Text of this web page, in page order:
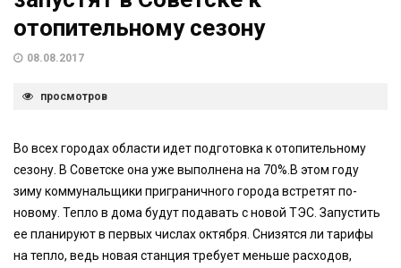
отопительному сезону
08.08.2017
просмотров
Во всех городах области идет подготовка к отопительному
сезону. В Советске она уже выполнена на 70%.В этом году
зиму коммунальщики приграничного города встретят по-
новому. Тепло в дома будут подавать с новой ТЭС. Запустить
ее планируют в первых числах октября. Снизятся ли тарифы
на тепло, ведь новая станция требует меньше расходов,